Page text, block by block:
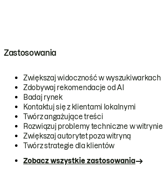
Zastosowania
Zwiększaj widoczność w wyszukiwarkach
Zdobywaj rekomendacje od AI
Badaj rynek
Kontaktuj się z klientami lokalnymi
Twórz angażujące treści
Rozwiązuj problemy techniczne w witrynie
Zwiększaj autorytet poza witryną
Twórz strategie dla klientów
Zobacz wszystkie zastosowania